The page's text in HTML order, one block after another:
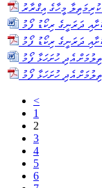
މީހާގެ އިޤްރާރު
ދަރަނީގެ ރިކޯޑު ފޯމު
ދަރަނީގެ ރިކޯޑު ފޯމު
އެދި ހުށަހަޅާ ފޯމު
އެދި ހުށަހަޅާ ފޯމު
<
1
2
3
4
5
6